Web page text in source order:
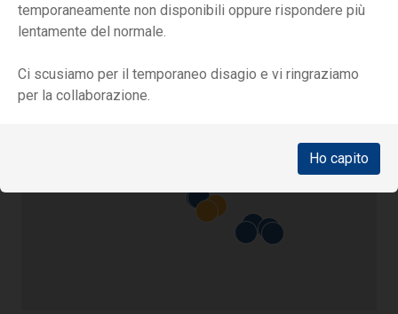
temporaneamente non disponibili oppure rispondere più
lentamente del normale.
Ci scusiamo per il temporaneo disagio e vi ringraziamo
per la collaborazione.
Ho capito
Via Quadrivio